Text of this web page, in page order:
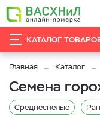
КАТАЛОГ
Главная Каталог
Семена
Среднеспелые